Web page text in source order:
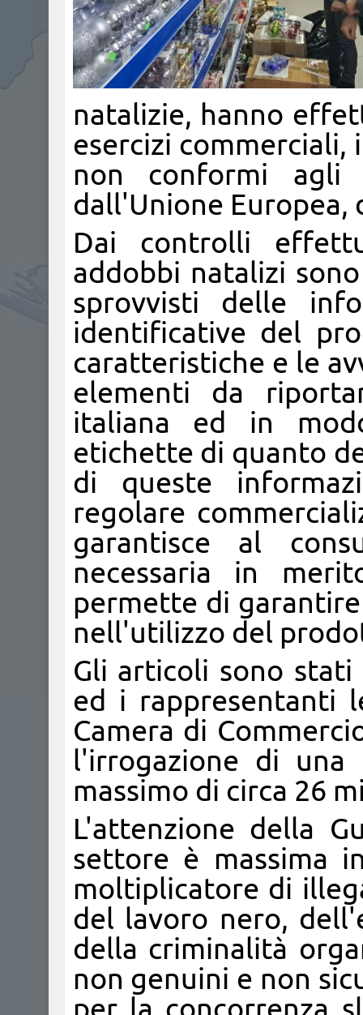
natalizie, hanno
esercizi commerciali,
non conformi agli
dall'Unione
Dai controlli
addobbi natalizi
sprovvisti delle
identificative del
caratteristiche e le
elementi da
italiana ed in
etichette di quanto
di queste
regolare
garantisce al
necessaria in
permette di
nell'utilizzo del
Gli articoli sono
ed i rappresentanti
Camera di
l'irrogazione di una
massimo di circa 26
L'attenzione della
settore è massima
moltiplicatore di
del lavoro nero,
della criminalità
non genuini e non
per la concorrenza